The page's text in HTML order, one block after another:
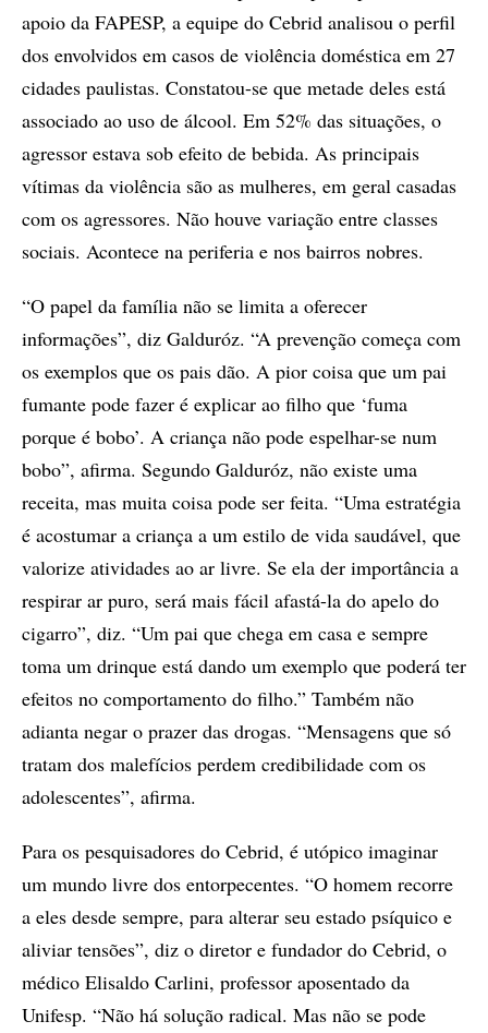
apoio da FAPESP, a equipe do Cebrid analisou o perfil
dos envolvidos em casos de violência doméstica em 27
cidades paulistas. Constatou-se que metade deles está
associado ao uso de álcool. Em 52% das situações, o
agressor estava sob efeito de bebida. As principais
vítimas da violência são as mulheres, em geral casadas
com os agressores. Não houve variação entre classes
sociais. Acontece na periferia e nos bairros nobres.
“O papel da família não se limita a oferecer
informações”, diz Galduróz. “A prevenção começa com
os exemplos que os pais dão. A pior coisa que um pai
fumante pode fazer é explicar ao filho que ‘fuma
porque é bobo’. A criança não pode espelhar-se num
bobo”, afirma. Segundo Galduróz, não existe uma
receita, mas muita coisa pode ser feita. “Uma estratégia
é acostumar a criança a um estilo de vida saudável, que
valorize atividades ao ar livre. Se ela der importância a
respirar ar puro, será mais fácil afastá-la do apelo do
cigarro”, diz. “Um pai que chega em casa e sempre
toma um drinque está dando um exemplo que poderá ter
efeitos no comportamento do filho.” Também não
adianta negar o prazer das drogas. “Mensagens que só
tratam dos malefícios perdem credibilidade com os
adolescentes”, afirma.
Para os pesquisadores do Cebrid, é utópico imaginar
um mundo livre dos entorpecentes. “O homem recorre
a eles desde sempre, para alterar seu estado psíquico e
aliviar tensões”, diz o diretor e fundador do Cebrid, o
médico Elisaldo Carlini, professor aposentado da
Unifesp. “Não há solução radical. Mas não se pode